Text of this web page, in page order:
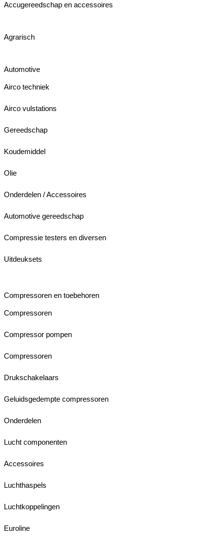
Accugereedschap en accessoires
Agrarisch
Automotive
Airco techniek
Airco vulstations
Gereedschap
Koudemiddel
Olie
Onderdelen / Accessoires
Automotive gereedschap
Compressie testers en diversen
Uitdeuksets
Compressoren en toebehoren
Compressoren
Compressor pompen
Compressoren
Drukschakelaars
Geluidsgedempte compressoren
Onderdelen
Lucht componenten
Accessoires
Luchthaspels
Luchtkoppelingen
Euroline